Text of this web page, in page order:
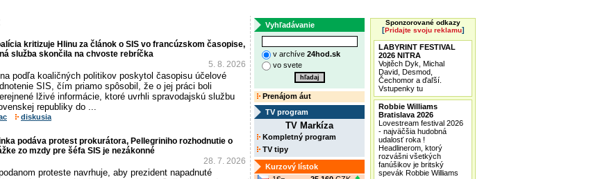
kritizuje Hlinu za článok o SIS vo francúzskom časopise,
služba skončila na chvoste rebríčka
5. 8. 2026
podľa koaličných politikov poskytol časopisu účelové
SIS, čím priamo spôsobil, že o jej práci boli
lživé informácie, ktoré uvrhli spravodajskú službu
republiky do ...
diskusia
podáva protest prokurátora, Pellegriniho rozhodnutie o
zo mzdy pre šéfa SIS je nezákonné
28. 7. 2026
proteste navrhuje, aby prezident napadnuté
Vyhľadávanie
v archíve 24hod.sk
vo svete
Prenájom áut
TV program
TV Markíza
Kompletný program
TV tipy
Kurzový lístok
Sponzorované odkazy
[Pridajte svoju reklamu]
LABYRINT FESTIVAL
2026 NITRA
Vojtěch Dyk, Michal
David, Desmod,
Čechomor a ďaľší.
Vstupenky tu
Robbie Williams
Bratislava 2026
Lovestream festival 2026
- najväčšia hudobná
udalosť roka !
Headlinerom, ktorý
rozvášni všetkých
fanúšikov je britský
spevák Robbie Williams